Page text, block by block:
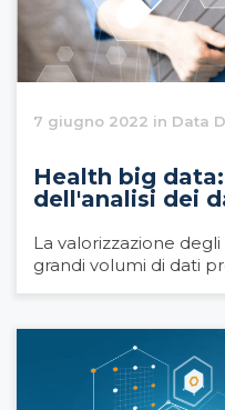
7 giugno 2022 in Data
Health big
dell'analisi dei
La valorizzazione
grandi volumi di dati